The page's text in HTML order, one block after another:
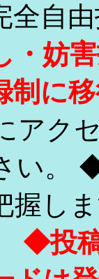
自
・妨
制に
アク
い。
握し
◆投